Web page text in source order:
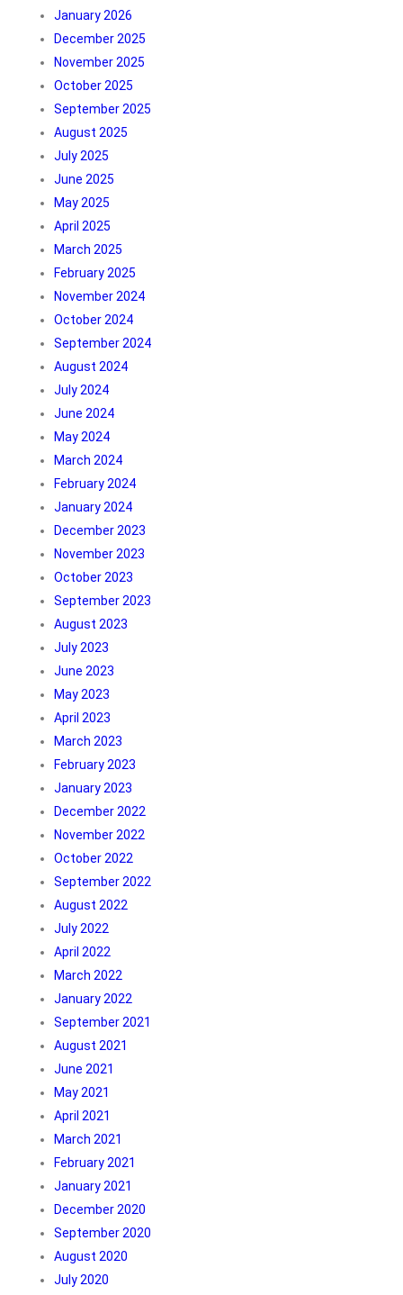
January 2026
December 2025
November 2025
October 2025
September 2025
August 2025
July 2025
June 2025
May 2025
April 2025
March 2025
February 2025
November 2024
October 2024
September 2024
August 2024
July 2024
June 2024
May 2024
March 2024
February 2024
January 2024
December 2023
November 2023
October 2023
September 2023
August 2023
July 2023
June 2023
May 2023
April 2023
March 2023
February 2023
January 2023
December 2022
November 2022
October 2022
September 2022
August 2022
July 2022
April 2022
March 2022
January 2022
September 2021
August 2021
June 2021
May 2021
April 2021
March 2021
February 2021
January 2021
December 2020
September 2020
August 2020
July 2020